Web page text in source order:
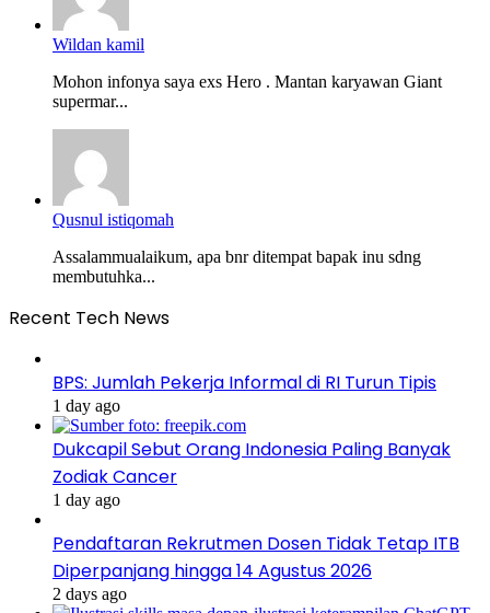
Wildan kamil
Mohon infonya saya exs Hero . Mantan karyawan Giant
supermar...
Qusnul istiqomah
Assalammualaikum, apa bnr ditempat bapak inu sdng
membutuhka...
Recent Tech News
BPS: Jumlah Pekerja Informal di RI Turun Tipis
1 day ago
Dukcapil Sebut Orang Indonesia Paling Banyak
Zodiak Cancer
1 day ago
Pendaftaran Rekrutmen Dosen Tidak Tetap ITB
Diperpanjang hingga 14 Agustus 2026
2 days ago